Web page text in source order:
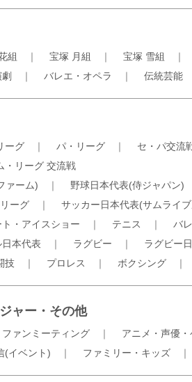
組 ｜ 宝塚 月組 ｜ 宝塚 雪組 ｜
｜ バレエ・オペラ ｜ 伝統芸能
ーグ ｜ パ・リーグ ｜ セ・パ交流
・リーグ 交流戦
ァーム) ｜ 野球日本代表(侍ジャパン)
ーグ ｜ サッカー日本代表(サムライ
・アイスショー ｜ テニス ｜ バ
本代表 ｜ ラグビー ｜ ラグビー
技 ｜ プロレス ｜ ボクシング ｜
ャー・その他
ァンミーティング ｜ アニメ・声優
(イベント) ｜ ファミリー・キッズ